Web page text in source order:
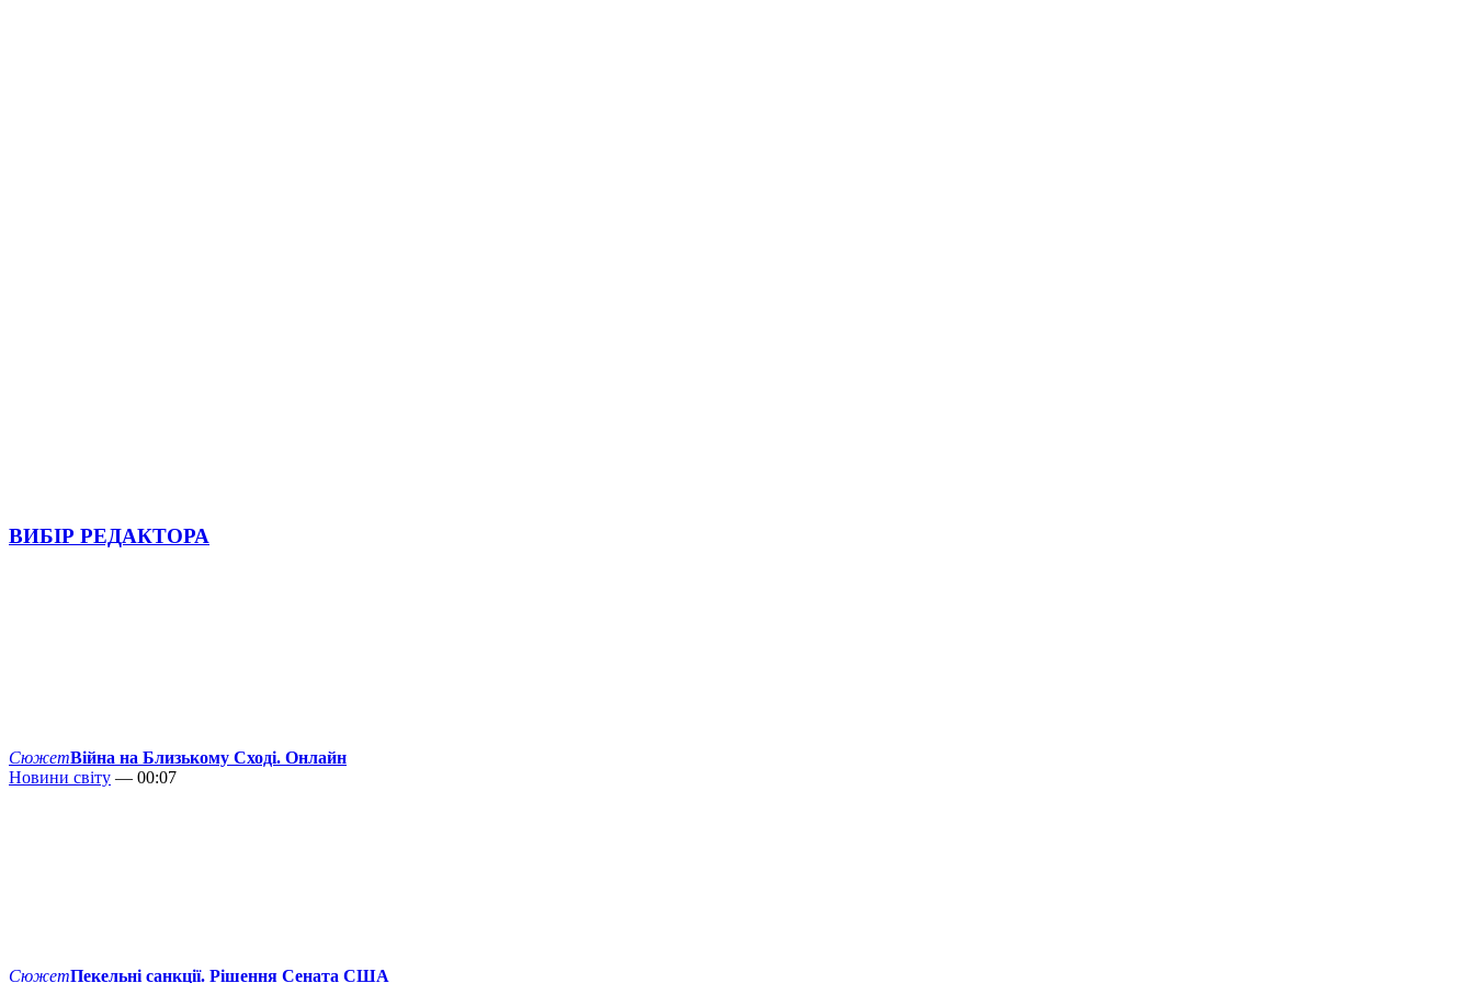
ВИБІР РЕДАКТОРА
СюжетВійна на Близькому Сході. Онлайн
Новини світу — 00:07
СюжетПекельні санкції. Рішення Сената США